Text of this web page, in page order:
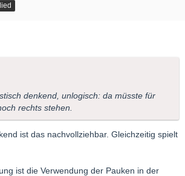
denkend, unlogisch: da müsste für
rechts stehen.
ist das nachvollziehbar. Gleichzeitig spielt
ist die Verwendung der Pauken in der